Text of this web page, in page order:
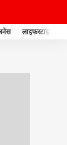
लाइफस्टाइल